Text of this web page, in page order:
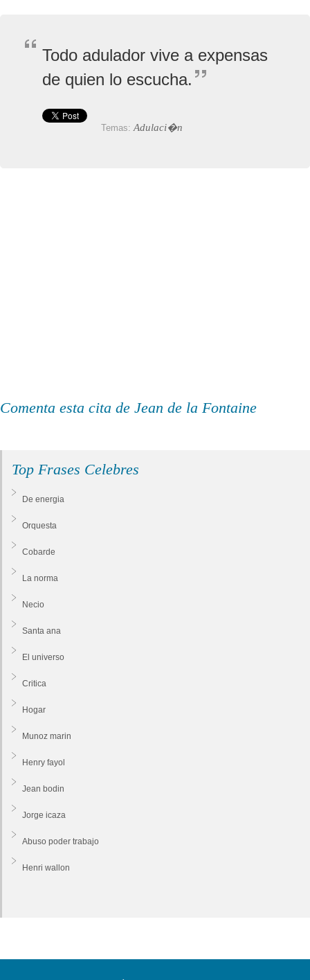
Todo adulador vive a expensas
de quien lo escucha.
Temas: Adulaci�n
Comenta esta cita de Jean de la Fontaine
Top Frases Celebres
De energia
Orquesta
Cobarde
La norma
Necio
Santa ana
El universo
Critica
Hogar
Munoz marin
Henry fayol
Jean bodin
Jorge icaza
Abuso poder trabajo
Henri wallon